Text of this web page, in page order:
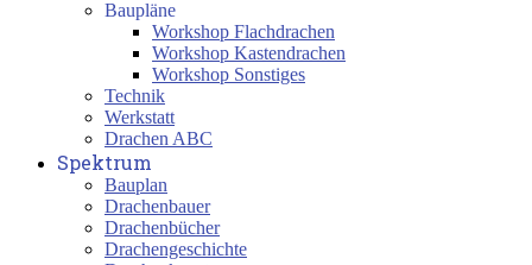
Baupläne
Workshop Flachdrachen
Workshop Kastendrachen
Workshop Sonstiges
Technik
Werkstatt
Drachen ABC
Spektrum
Bauplan
Drachenbauer
Drachenbücher
Drachengeschichte